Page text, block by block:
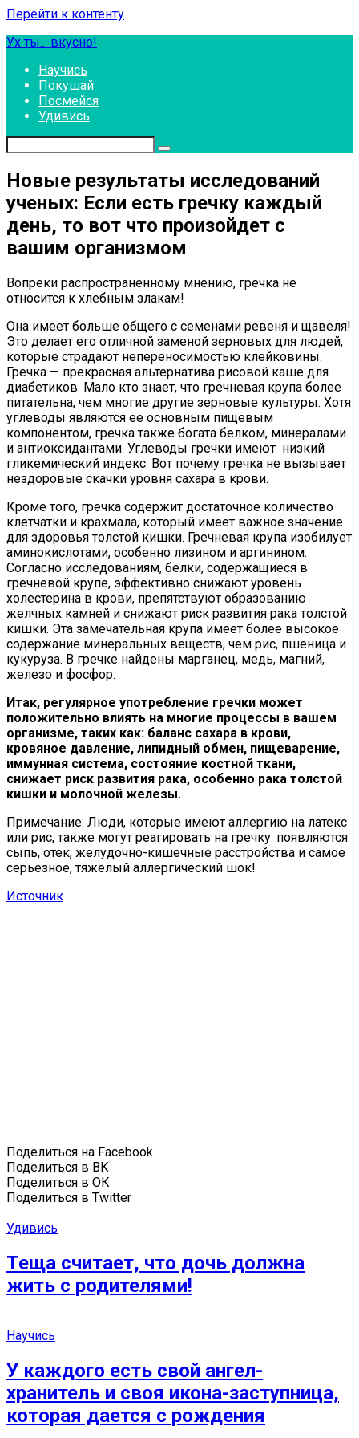
Перейти к контенту
Ух ты... вкусно!
Научись
Покушай
Посмейся
Удивись
Новые результаты исследований
ученых: Если есть гречку каждый
день, то вот что произойдет с
вашим организмом
Вопреки распространенному мнению, гречка не
относится к хлебным злакам!
Она имеет больше общего с семенами ревеня и щавеля!
Это делает его отличной заменой зерновых для людей,
которые страдают непереносимостью клейковины.
Гречка — прекрасная альтернатива рисовой каше для
диабетиков. Мало кто знает, что гречневая крупа более
питательна, чем многие другие зерновые культуры. Хотя
углеводы являются ее основным пищевым
компонентом, гречка также богата белком, минералами
и антиоксидантами. Углеводы гречки имеют низкий
гликемический индекс. Вот почему гречка не вызывает
нездоровые скачки уровня сахара в крови.
Кроме того, гречка содержит достаточное количество
клетчатки и крахмала, который имеет важное значение
для здоровья толстой кишки. Гречневая крупа изобилует
аминокислотами, особенно лизином и аргинином.
Согласно исследованиям, белки, содержащиеся в
гречневой крупе, эффективно снижают уровень
холестерина в крови, препятствуют образованию
желчных камней и снижают риск развития рака толстой
кишки. Эта замечательная крупа имеет более высокое
содержание минеральных веществ, чем рис, пшеница и
кукуруза. В гречке найдены марганец, медь, магний,
железо и фосфор.
Итак, регулярное употребление гречки может
положительно влиять на многие процессы в вашем
организме, таких как: баланс сахара в крови,
кровяное давление, липидный обмен, пищеварение,
иммунная система, состояние костной ткани,
снижает риск развития рака, особенно рака толстой
кишки и молочной железы.
Примечание: Люди, которые имеют аллергию на латекс
или рис, также могут реагировать на гречку: появляются
сыпь, отек, желудочно-кишечные расстройства и самое
серьезное, тяжелый аллергический шок!
Источник
Поделиться на Facebook
Поделиться в ВК
Поделиться в ОК
Поделиться в Twitter
Удивись
Теща считает, что дочь должна
жить с родителями!
Научись
У каждого есть свой ангел-
хранитель и своя икона-заступница,
которая дается с рождения